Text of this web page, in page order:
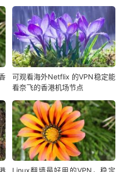
可观看海外Netflix 的VPN稳定能
看奈飞的香港机场节点